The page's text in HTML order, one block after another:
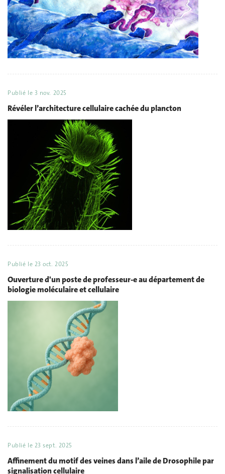
Publié le 3 nov. 2025
Révéler l’architecture cellulaire cachée du plancton
Publié le 23 oct. 2025
Ouverture d'un poste de professeur-e au département de
biologie moléculaire et cellulaire
Publié le 23 sept. 2025
Affinement du motif des veines dans l’aile de Drosophile par
signalisation cellulaire